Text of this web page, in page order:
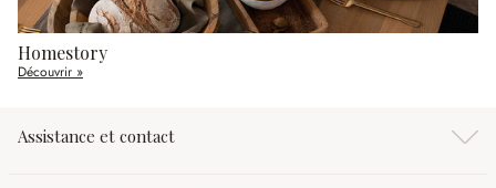
Homestory
Découvrir »
Assistance et contact